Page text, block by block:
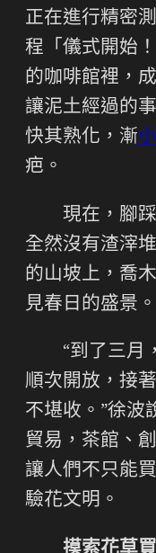
正在進行精密
程「儀式開始
的咖啡館裡，
讓泥土經過的
快其熟化，漸
疤。
現在，腳
全然沒有渣滓
的山坡上，喬
見春日的盛景。
“到了三月
順次開放，接
不堪收。”徐波
貿易，茶館、
讓人們不只能
驗花文明。